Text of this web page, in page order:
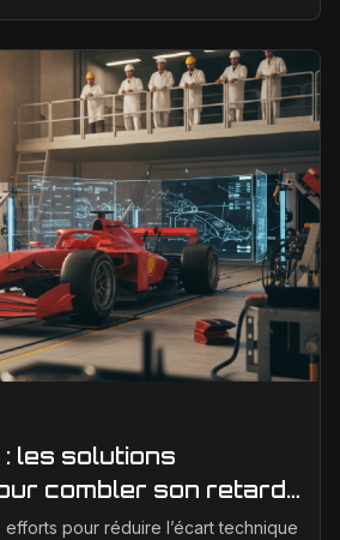
: les solutions
combler son retard
2026
efforts pour réduire l’écart technique